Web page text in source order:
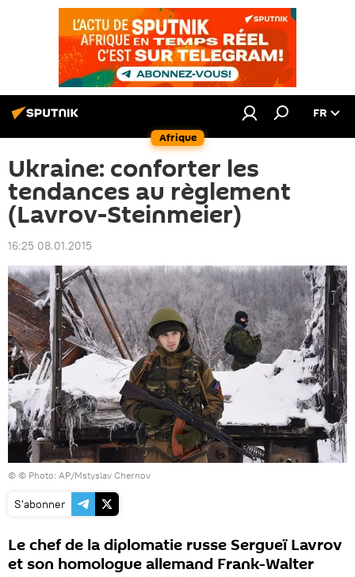
Afrique
FR
Ukraine: conforter les
tendances au règlement
(Lavrov-Steinmeier)
16:25 08.01.2015
© © Photo: AP/Mstyslav Chernov
S'abonner
Le chef de la diplomatie russe Sergueï Lavrov
et son homologue allemand Frank-Walter